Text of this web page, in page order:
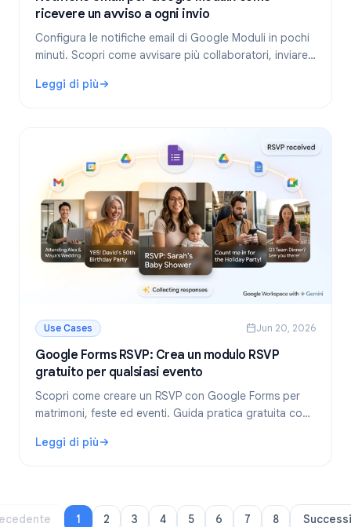
ricevere un avviso a ogni invio
Configura le notifiche email di Google Moduli in pochi
minuti. Scopri come avvisare più collaboratori, inviare
mancata ricezione.
Leggi di più
: Notifiche email per Google Moduli: come ricevere un
Use Cases Jun 20, 2026
Google Forms RSVP: Crea un modulo RSVP
gratuito per qualsiasi evento
Scopri come creare un RSVP con Google Forms per
matrimoni, feste ed eventi. Guida pratica gratuita con
scadenza.
Leggi di più
: Google Forms RSVP: Crea un modulo RSVP gratuito per
1 2 3 4 5 6 7 8